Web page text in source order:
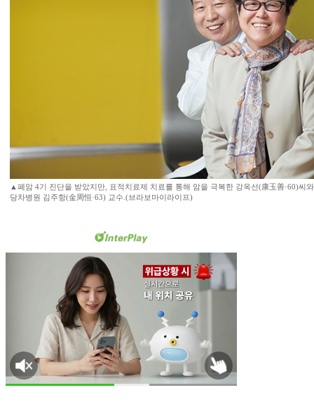
▲폐암 4기 진단을 받았지만, 표적치료제 치료를 통해 암을 극복한 강옥선(康玉善·60)씨
당차병원 김주항(金周恒·63) 교수.(브라보마이라이프)